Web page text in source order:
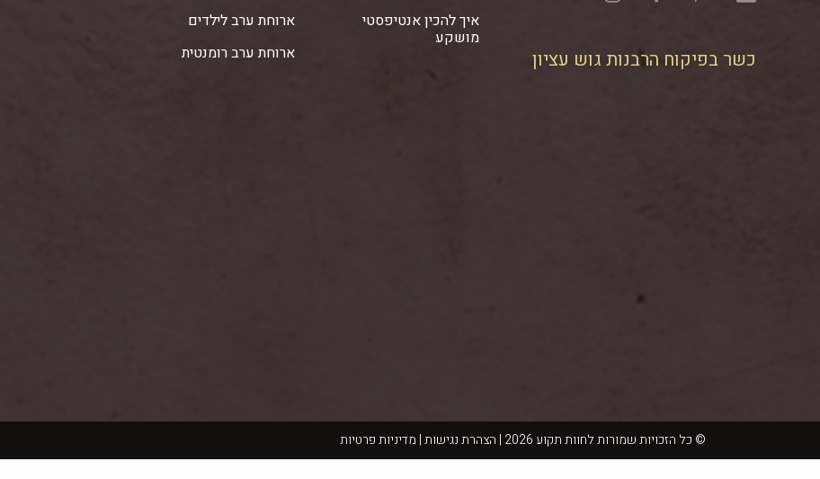
כשר בפיקוח הרבנות גוש עציון
איך להכין אנטיפסטי
מושקע
ארוחת ערב לילדים
ארוחת ערב רומנטית
© כל הזכויות שמורות לחוות תקוע 2026 | הצהרת נגישות| מדיניות פרטיות